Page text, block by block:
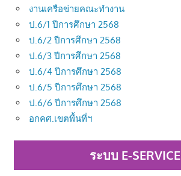
งานเครือข่ายคณะทำงาน
ป.6/1 ปีการศึกษา 2568
ป.6/2 ปีการศึกษา 2568
ป.6/3 ปีการศึกษา 2568
ป.6/4 ปีการศึกษา 2568
ป.6/5 ปีการศึกษา 2568
ป.6/6 ปีการศึกษา 2568
อกคศ.เขตพื้นที่ฯ
ระบบ E-SERVICE